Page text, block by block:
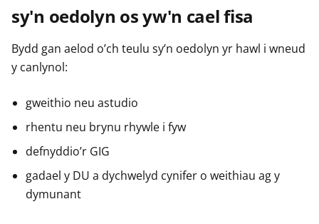
sy'n oedolyn os yw'n cael fisa
Bydd gan aelod o’ch teulu sy’n oedolyn yr hawl i wneud
y canlynol:
gweithio neu astudio
rhentu neu brynu rhywle i fyw
defnyddio’r GIG
gadael y DU a dychwelyd cynifer o weithiau ag y
dymunant